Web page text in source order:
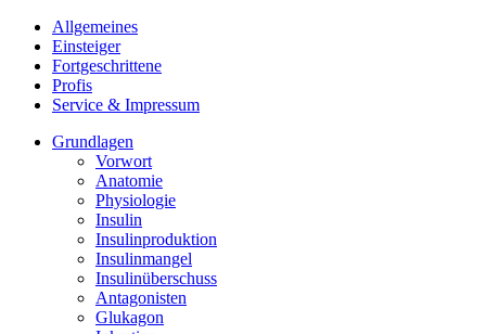
Allgemeines
Einsteiger
Fortgeschrittene
Profis
Service & Impressum
Grundlagen
Vorwort
Anatomie
Physiologie
Insulin
Insulinproduktion
Insulinmangel
Insulinüberschuss
Antagonisten
Glukagon